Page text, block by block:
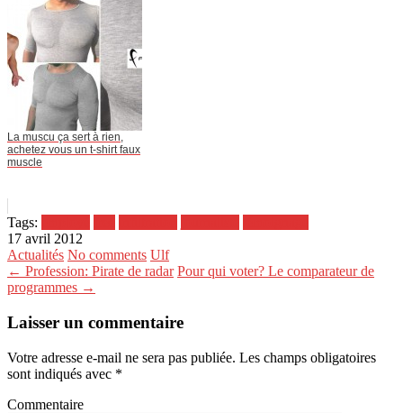
La muscu ça sert à rien,
achetez vous un t-shirt faux
muscle
Tags:
17 avril 2012
Actualités No comments Ulf
← Profession: Pirate de radar Pour qui voter? Le comparateur de
programmes →
Laisser un commentaire
Votre adresse e-mail ne sera pas publiée. Les champs obligatoires
sont indiqués avec *
Commentaire